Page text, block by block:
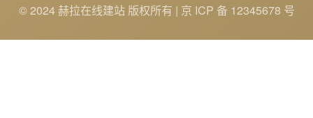
© 2024 赫拉在线建站 版权所有 | 京 ICP 备 12345678 号